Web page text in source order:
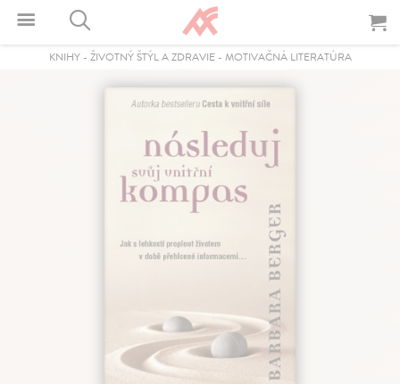
KNIHY- ŽIVOTNÝ ŠTÝL A ZDRAVIE- MOTIVAČNÁ LITERATÚRA